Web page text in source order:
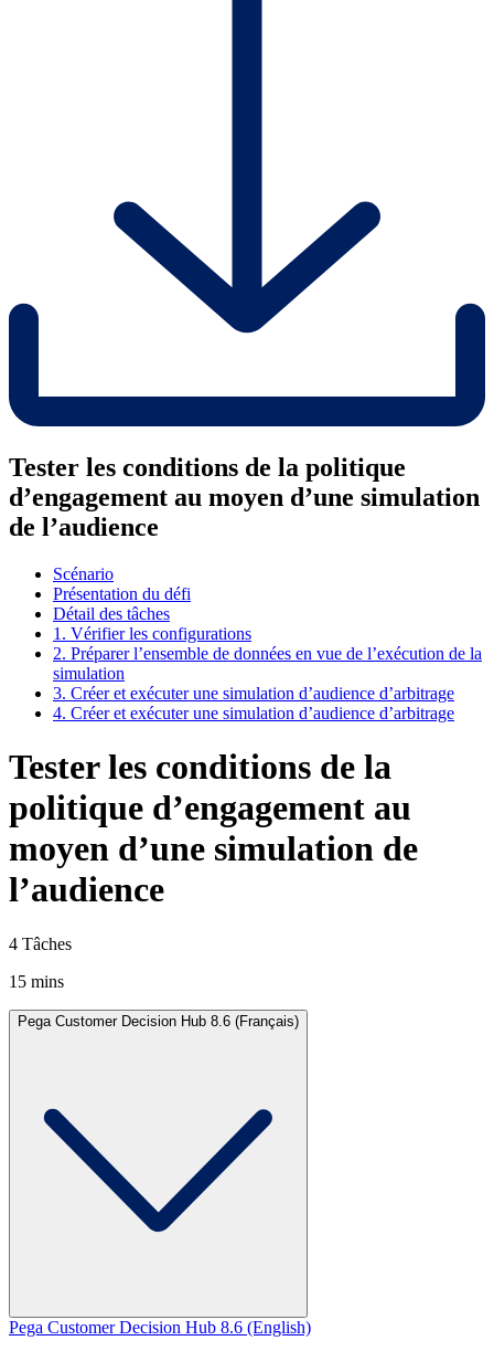
Tester les conditions de la politique
d’engagement au moyen d’une simulation
de l’audience
Scénario
Présentation du défi
Détail des tâches
1. Vérifier les configurations
2. Préparer l’ensemble de données en vue de l’exécution de la
simulation
3. Créer et exécuter une simulation d’audience d’arbitrage
4. Créer et exécuter une simulation d’audience d’arbitrage
Tester les conditions de la
politique d’engagement au
moyen d’une simulation de
l’audience
4 Tâches
15 mins
Pega Customer Decision Hub 8.6 (Français)
Pega Customer Decision Hub 8.6 (English)